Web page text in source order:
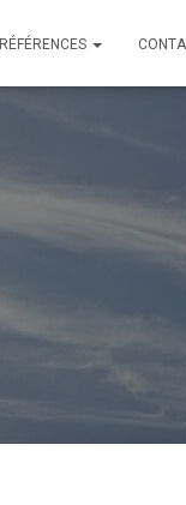
RÉFÉRENCES